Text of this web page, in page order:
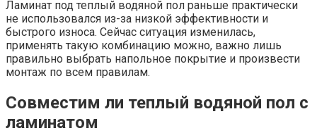
Ламинат под теплый водяной пол раньше практически
не использовался из-за низкой эффективности и
быстрого износа. Сейчас ситуация изменилась,
применять такую комбинацию можно, важно лишь
правильно выбрать напольное покрытие и произвести
монтаж по всем правилам.
Совместим ли теплый водяной пол с
ламинатом